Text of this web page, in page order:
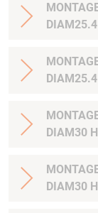
DIAM30
DIAM30